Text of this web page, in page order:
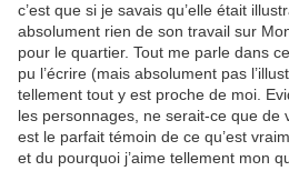
c’est que si je savais qu’elle était
absolument rien de son travail sur
pour le quartier. Tout me parle dans
pu l’écrire (mais absolument pas
tellement tout y est proche de moi.
les personnages, ne serait-ce que de
est le parfait témoin de ce qu’est
et du pourquoi j’aime tellement mon